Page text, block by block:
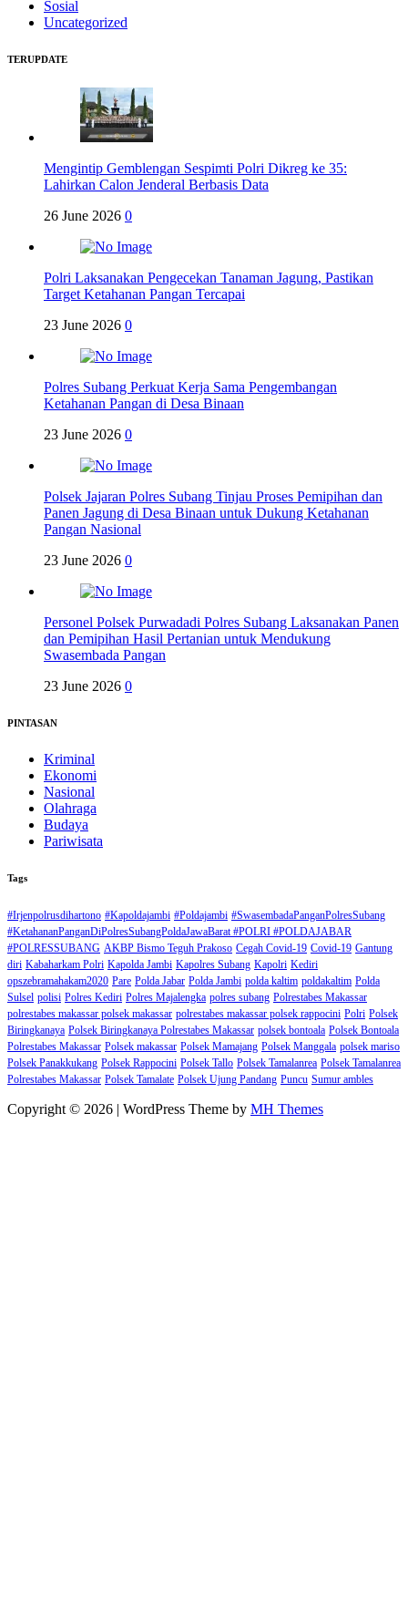
Sosial
Uncategorized
TERUPDATE
Mengintip Gemblengan Sespimti Polri Dikreg ke 35:
Lahirkan Calon Jenderal Berbasis Data
26 June 2026 0
Polri Laksanakan Pengecekan Tanaman Jagung, Pastikan
Target Ketahanan Pangan Tercapai
23 June 2026 0
Polres Subang Perkuat Kerja Sama Pengembangan
Ketahanan Pangan di Desa Binaan
23 June 2026 0
Polsek Jajaran Polres Subang Tinjau Proses Pemipihan dan
Panen Jagung di Desa Binaan untuk Dukung Ketahanan
Pangan Nasional
23 June 2026 0
Personel Polsek Purwadadi Polres Subang Laksanakan Panen
dan Pemipihan Hasil Pertanian untuk Mendukung
Swasembada Pangan
23 June 2026 0
PINTASAN
Kriminal
Ekonomi
Nasional
Olahraga
Budaya
Pariwisata
Tags
#Irjenpolrusdihartono #Kapoldajambi #Poldajambi #SwasembadaPanganPolresSubang
#KetahananPanganDiPolresSubangPoldaJawaBarat #POLRI #POLDAJABAR
#POLRESSUBANG AKBP Bismo Teguh Prakoso Cegah Covid-19 Covid-19 Gantung
diri Kabaharkam Polri Kapolda Jambi Kapolres Subang Kapolri Kediri
opszebramahakam2020 Pare Polda Jabar Polda Jambi polda kaltim poldakaltim Polda
Sulsel polisi Polres Kediri Polres Majalengka polres subang Polrestabes Makassar
polrestabes makassar polsek makassar polrestabes makassar polsek rappocini Polri Polsek
Biringkanaya Polsek Biringkanaya Polrestabes Makassar polsek bontoala Polsek Bontoala
Polrestabes Makassar Polsek makassar Polsek Mamajang Polsek Manggala polsek mariso
Polsek Panakkukang Polsek Rappocini Polsek Tallo Polsek Tamalanrea Polsek Tamalanrea
Polrestabes Makassar Polsek Tamalate Polsek Ujung Pandang Puncu Sumur ambles
Copyright © 2026 | WordPress Theme by MH Themes